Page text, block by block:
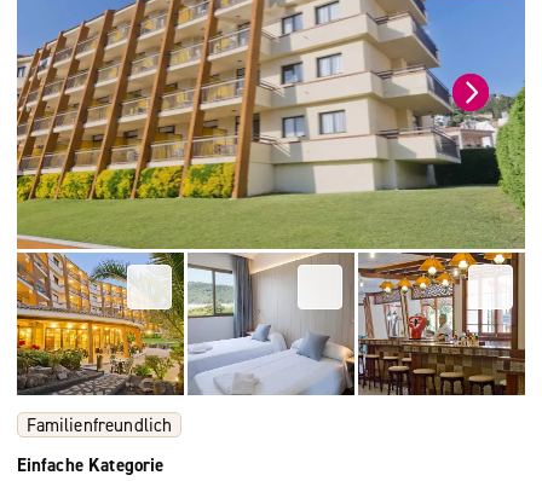
Familienfreundlich
Einfache Kategorie